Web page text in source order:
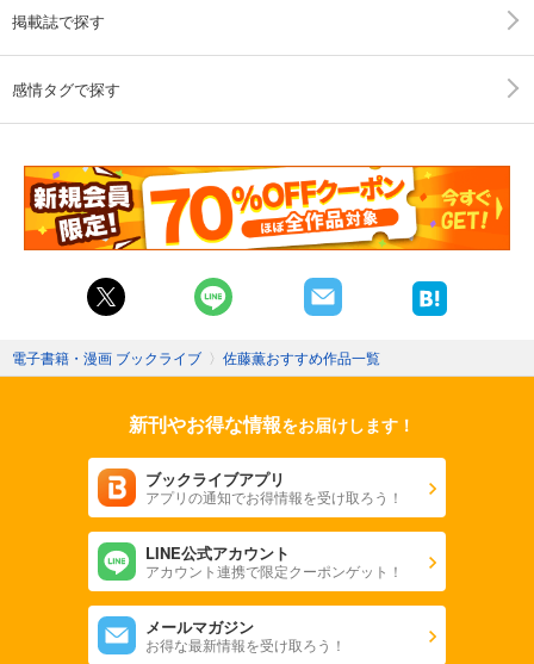
掲載誌で探す
感情タグで探す
電子書籍・漫画 ブックライブ 〉 佐藤薫おすすめ作品一覧
新刊やお得な情報をお届けします！
ブックライブアプリ
アプリの通知でお得情報を受け取ろう！
LINE公式アカウント
アカウント連携で限定クーポンゲット！
メールマガジン
お得な最新情報を受け取ろう！